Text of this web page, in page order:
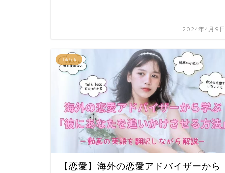
2024年4月9日
TikTok
【恋愛】海外の恋愛アドバイザーから